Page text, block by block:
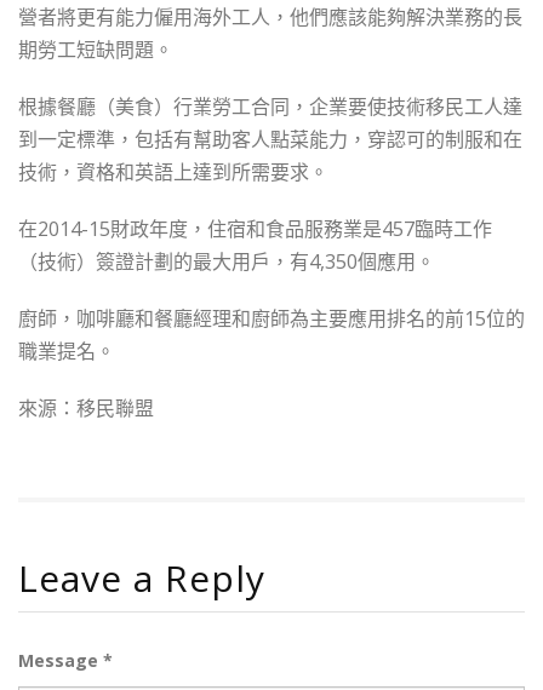
營者將更有能力僱用海外工人，他們應該能夠解決業務的長
期勞工短缺問題。
根據餐廳（美食）行業勞工合同，企業要使技術移民工人達
到一定標準，包括有幫助客人點菜能力，穿認可的制服和在
技術，資格和英語上達到所需要求。
在2014-15財政年度，住宿和食品服務業是457臨時工作
（技術）簽證計劃的最大用戶，有4,350個應用。
廚師，咖啡廳和餐廳經理和廚師為主要應用排名的前15位的
職業提名。
來源：移民聯盟
Leave a Reply
Message *